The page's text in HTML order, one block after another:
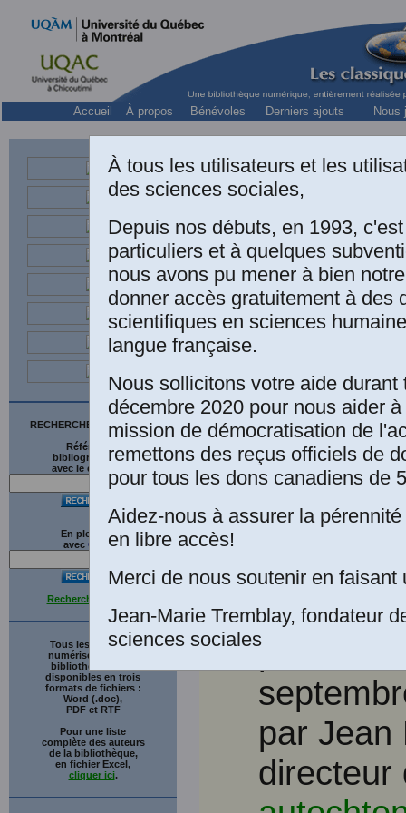
Accueil À propos Bénévoles Derniers ajouts Nous
RECHERCHE SUR LE SITE
Références
bibliographiques
avec le catalogue
En plein texte
avec G gle
Recherche avancée
Tous les ouvrages
numérisés de cette
bibliothèque sont
disponibles en trois
formats de fichiers :
Word (.doc),
PDF et RTF
Pour une liste
complète des auteurs
de la bibliothèque,
en fichier Excel,
cliquer ici.
Unies,
Nations
droits
ONU,
partie,
par Jean
directeur
À tous les utilisateurs et les
des sciences sociales,
Depuis nos débuts, en 1993,
particuliers et à quelques
nous avons pu mener à bien
donner accès gratuitement à des
scientifiques en sciences
langue française.
Nous sollicitons votre aide durant
décembre 2020 pour nous aider
mission de démocratisation de
remettons des reçus officiels de
pour tous les dons canadiens de
Aidez-nous à assurer la
en libre accès!
Merci de nous soutenir en faisant
Jean-Marie Tremblay, fondateur
sciences sociales